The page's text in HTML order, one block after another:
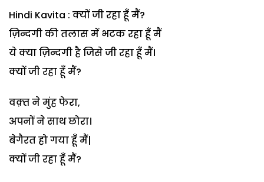
Hindi Kavita : क्यों जी रहा हूँ मैं?
ज़िन्दगी की तलास में भटक रहा हूँ मैं
ये क्या ज़िन्दगी है जिसे जी रहा हूँ मैं।
क्यों जी रहा हूँ मैं?
वक़्त ने मुंह फेरा,
अपनों ने साथ छोरा।
बेगैरत हो गया हूँ मैं|
क्यों जी रहा हूँ मैं?